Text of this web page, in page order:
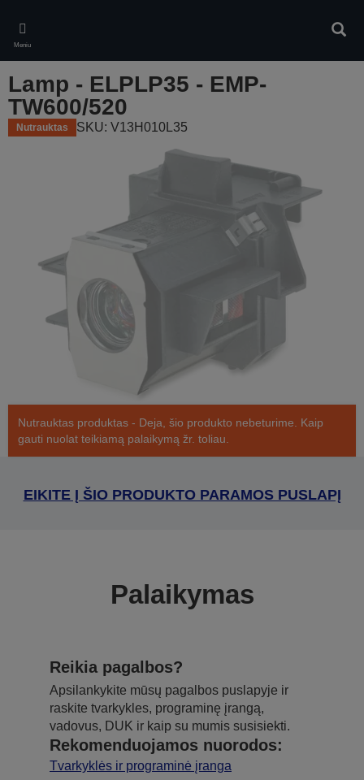
main
content
Meniu
Lamp - ELPLP35 - EMP-
TW600/520
Nutrauktas SKU: V13H010L35
Nutrauktas produktas - Deja, šio produkto nebeturime. Kaip
gauti nuolat teikiamą palaikymą žr. toliau.
EIKITE Į ŠIO PRODUKTO PARAMOS PUSLAPĮ
Palaikymas
Reikia pagalbos?
Apsilankykite mūsų pagalbos puslapyje ir
raskite tvarkykles, programinę įrangą,
vadovus, DUK ir kaip su mumis susisiekti.
Rekomenduojamos nuorodos:
Tvarkyklės ir programinė įranga